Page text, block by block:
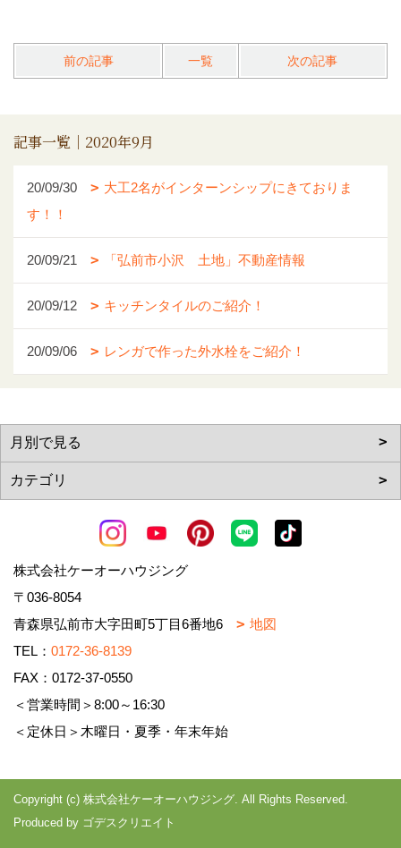
前の記事 一覧 次の記事
記事一覧｜2020年9月
20/09/30
大工2名がインターンシップにきておりま
す！！
20/09/21 「弘前市小沢 土地」不動産情報
20/09/12 キッチンタイルのご紹介！
20/09/06 レンガで作った外水栓をご紹介！
株式会社ケーオーハウジング
〒036-8054
青森県弘前市大字田町5丁目6番地6
地図
TEL： 0172-36-8139
FAX：0172-37-0550
＜営業時間＞8:00～16:30
＜定休日＞木曜日・夏季・年末年始
Copyright (c) 株式会社ケーオーハウジング. All Rights Reserved.
Produced by ゴデスクリエイト